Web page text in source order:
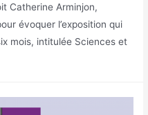
Catherine Arminjon,
évoquer l’exposition qui
mois, intitulée Sciences et